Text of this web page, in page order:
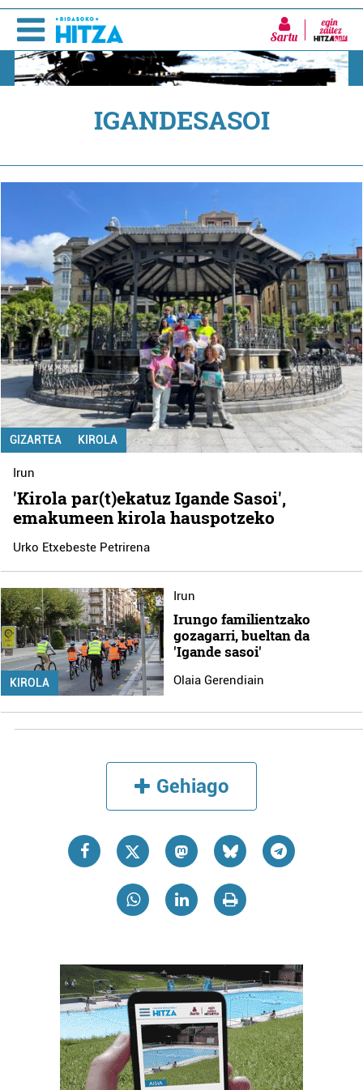
Sartu
IGANDESASOI
GIZARTEA KIROLA
Irun
'Kirola par(t)ekatuz Igande Sasoi',
emakumeen kirola hauspotzeko
Urko Etxebeste Petrirena
KIROLA
Irun
Irungo familientzako
gozagarri, bueltan da
'Igande sasoi'
Olaia Gerendiain
Gehiago